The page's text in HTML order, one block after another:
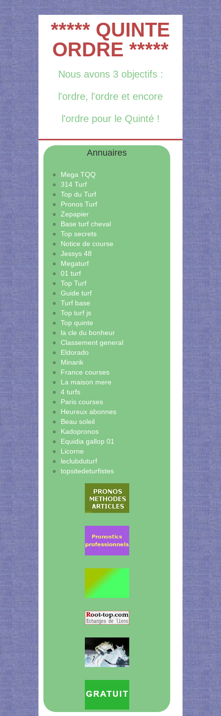
***** QUINTE
ORDRE *****
Nous avons 3 objectifs :
l'ordre, l'ordre et encore
l'ordre pour le Quinté !
Annuaires
Mega TQQ
314 Turf
Top du Turf
Pronos Turf
Zepapier
Base turf cheval
Top secrets
Notice de course
Jessys 48
Megaturf
01 turf
Top Turf
Guide turf
Turf base
Top turf js
Top quinte
la cle du bonheur
Classement general
Eldorado
Minarik
France courses
La maison mere
4 turfs
Paris courses
Heureux abonnes
Beau soleil
Kadopronos
Equidia gallop 01
Licorne
leclubduturf
topsitedeturfistes